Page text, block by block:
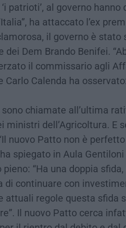
patrioti’, al governo hanno
ha attaccato l’ex
il governo è stato
dei Dem Brando Benifei.
il commissario agli
Carlo Calenda ha
chiamate all’ultima
ministri dell’Agricoltura. E
nuovo Patto non è
spiegato in Aula Gentiloni
“Ha una doppia
di continuare con
attuali regole questa sfida
Il nuovo Patto cerca